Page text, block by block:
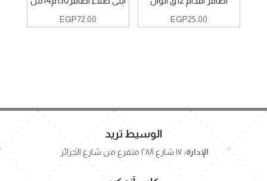
EGP25.00
EGP72.00
الوسيط تريد
الإدارة: